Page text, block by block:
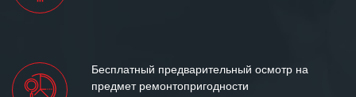
Бесплатный предварительный осмотр на
предмет ремонтопригодности